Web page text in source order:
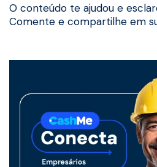
O conteúdo te ajudou e
Comente e compartilhe em